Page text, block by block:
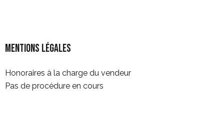
Mentions légales
Honoraires à la charge du vendeur
Pas de procédure en cours